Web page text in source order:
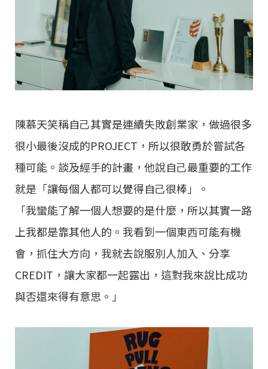
陳慕天笑稱⾃⼰其實是連續失敗創業家，做過很多
很⼩最後沒成的PROJECT，所以很敢勇於嘗試各
種可能。談及經⼿的計畫，他說⾃⼰最重要的⼯作
就是「讓每個⼈都可以覺得⾃⼰很棒」。
「我蠻能了解⼀個⼈想要的是什麼，所以其實⼀路
上我都是靠其他⼈的。我看到⼀個東⻄可能有機
會，抓住⼤⽅向，我就去說服別⼈加入、分享
CREDIT，讓⼤家都⼀起露出，這對我來說比成功
與否還來得有意思。」